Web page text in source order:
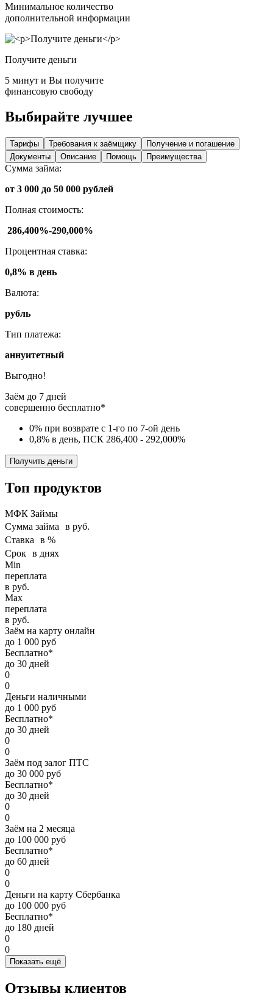
Минимальное количество
дополнительной информации
Получите деньги
5 минут и Вы получите
финансовую свободу
Выбирайте лучшее
Тарифы Требования к заёмщику
Получение и погашение
Документы
Описание Помощь Преимущества
Сумма займа:
от 3 000 до 50 000 рублей
Полная стоимость:
286,400%-290,000%
Процентная ставка:
0,8% в день
Валюта:
рубль
Тип платежа:
аннуитетный
Выгодно!
Заём до 7 дней
совершенно бесплатно*
0% при возврате с 1-го по 7-ой день
0,8% в день, ПСК 286,400 - 292,000%
Получить деньги
Топ продуктов
МФК Займы
Сумма займа в руб.
Ставка в %
Срок в днях
Min
переплата
в руб.
Max
переплата
в руб.
Заём на карту онлайн
до 1 000 руб
Бесплатно*
до 30 дней
0
0
Деньги наличными
до 1 000 руб
Бесплатно*
до 30 дней
0
0
Заём под залог ПТС
до 30 000 руб
Бесплатно*
до 30 дней
0
0
Заём на 2 месяца
до 100 000 руб
Бесплатно*
до 60 дней
0
0
Деньги на карту Сбербанка
до 100 000 руб
Бесплатно*
до 180 дней
0
0
Показать ещё
Отзывы клиентов